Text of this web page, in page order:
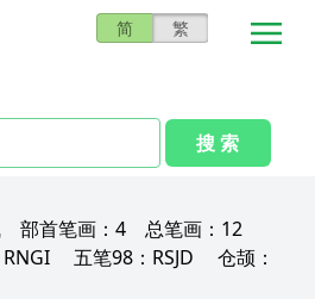
简 繁
搜 索
部首笔画： 4 总笔画： 12
RNGI 五笔98： RSJD 仓颉：